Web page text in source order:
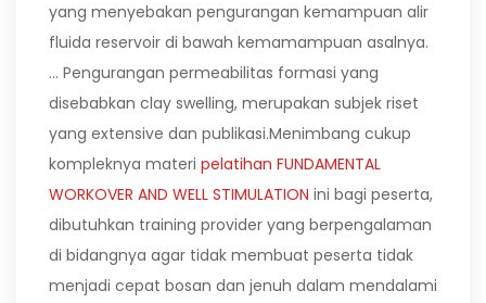
yang menyebakan pengurangan kemampuan alir
fluida reservoir di bawah kemamampuan asalnya.
… Pengurangan permeabilitas formasi yang
disebabkan clay swelling, merupakan subjek riset
yang extensive dan publikasi.Menimbang cukup
kompleknya materi pelatihan FUNDAMENTAL
WORKOVER AND WELL STIMULATION ini bagi peserta,
dibutuhkan training provider yang berpengalaman
di bidangnya agar tidak membuat peserta tidak
menjadi cepat bosan dan jenuh dalam mendalami